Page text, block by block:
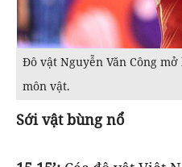
Đô vật Nguyễn Văn Công
môn vật.
Sới vật bùng nổ